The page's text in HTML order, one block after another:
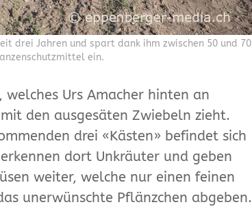
drei Jahren und spart dank ihm zwischen 50 und 70
ein.
Urs Amacher hinten an
den ausgesäten Zwiebeln zieht.
drei «Kästen» befindet sich
dort Unkräuter und geben
weiter, welche nur einen feinen
unerwünschte Pflänzchen abgeben.